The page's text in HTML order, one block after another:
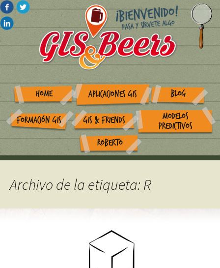
HOME APLICACIONES GIS BLOG
FORMACIÓN GIS GIS & FRIENDS
MODELOS
PREDICTIVOS
ROBERTO
Archivo de la etiqueta: R